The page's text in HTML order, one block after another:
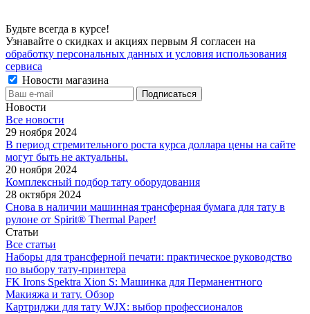
Будьте всегда в курсе!
Узнавайте о скидках и акциях первым Я согласен на
обработку персональных данных и условия использования
сервиса
Новости магазина
Новости
Все новости
29 ноября 2024
В период стремительного роста курса доллара цены на сайте
могут быть не актуальны.
20 ноября 2024
Комплексный подбор тату оборудования
28 октября 2024
Снова в наличии машинная трансферная бумага для тату в
рулоне от Spirit® Thermal Paper!
Статьи
Все статьи
Наборы для трансферной печати: практическое руководство
по выбору тату‑принтера
FK Irons Spektra Xion S: Машинка для Перманентного
Макияжа и тату. Обзор
Картриджи для тату WJX: выбор профессионалов